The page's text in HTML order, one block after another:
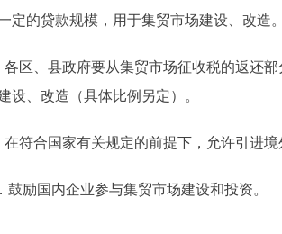
定的贷款规模，用于集贸市场建设、改造
区、县政府要从集贸市场征收税的返还
设、改造（具体比例另定）。
符合国家有关规定的前提下，允许引进
励国内企业参与集贸市场建设和投资。